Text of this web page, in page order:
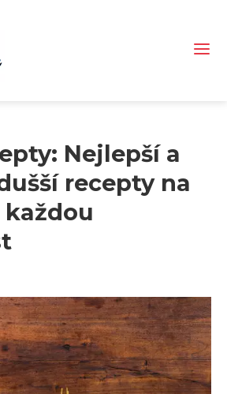
Nejlepší a
recepty na